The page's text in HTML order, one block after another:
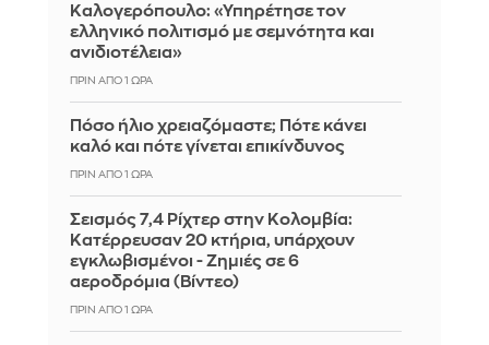
Καλογερόπουλο: «Υπηρέτησε τον
ελληνικό πολιτισμό με σεμνότητα και
ανιδιοτέλεια»
ΠΡΙΝ ΑΠΌ 1 ΏΡΑ
Πόσο ήλιο χρειαζόμαστε; Πότε κάνει
καλό και πότε γίνεται επικίνδυνος
ΠΡΙΝ ΑΠΌ 1 ΏΡΑ
Σεισμός 7,4 Ρίχτερ στην Κολομβία:
Κατέρρευσαν 20 κτήρια, υπάρχουν
εγκλωβισμένοι - Ζημιές σε 6
αεροδρόμια (Βίντεο)
ΠΡΙΝ ΑΠΌ 1 ΏΡΑ